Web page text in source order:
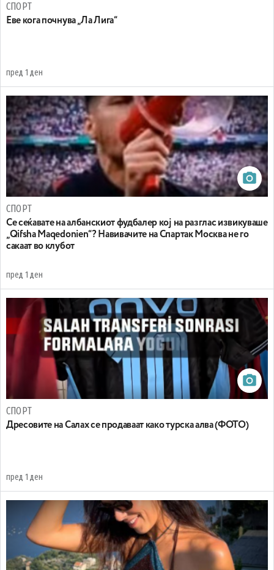
СПОРТ
Еве кога почнува „Ла Лига“
пред 1 ден
СПОРТ
Се сеќавате на албанскиот фудбалер кој на разглас извикуваше
„Qifsha Maqedonien“? Навивачите на Спартак Москва не го
сакаат во клубот
пред 1 ден
СПОРТ
Дресовите на Салах се продаваат како турска алва (ФОТО)
пред 1 ден